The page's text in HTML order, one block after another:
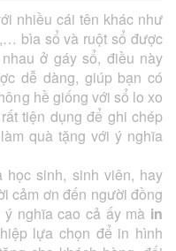
nhiều cái tên khác như
bìa sổ và ruột sổ được
ở gáy sổ, điều này
dễ dàng, giúp bạn có
hề giống với sổ lo xo
tiện dụng để ghi chép
quà tặng với ý nghĩa
học sinh, sinh viên, hay
cảm ơn đến người đồng
nghĩa cao cả ấy mà in
lựa chọn để in hình